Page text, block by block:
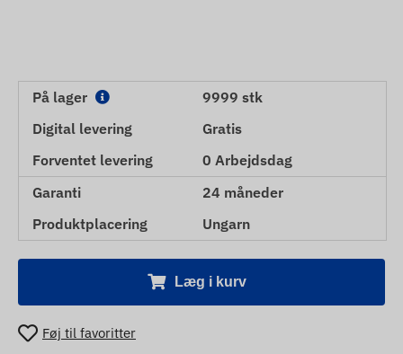
På lager
9999 stk
Digital levering
Gratis
Forventet levering
0 Arbejdsdag
Garanti
24 måneder
Produktplacering
Ungarn
Læg i kurv
Føj til favoritter